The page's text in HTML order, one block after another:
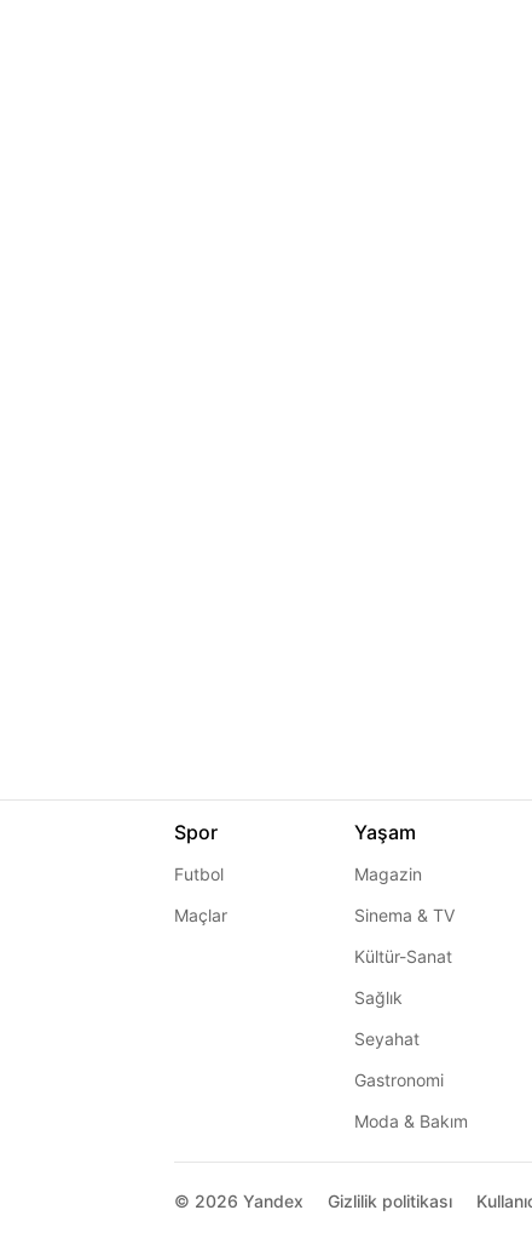
Spor
Futbol
Maçlar
Yaşam
Magazin
Sinema & TV
Kültür-Sanat
Sağlık
Seyahat
Gastronomi
Moda & Bakım
© 2026 Yandex Gizlilik politikası